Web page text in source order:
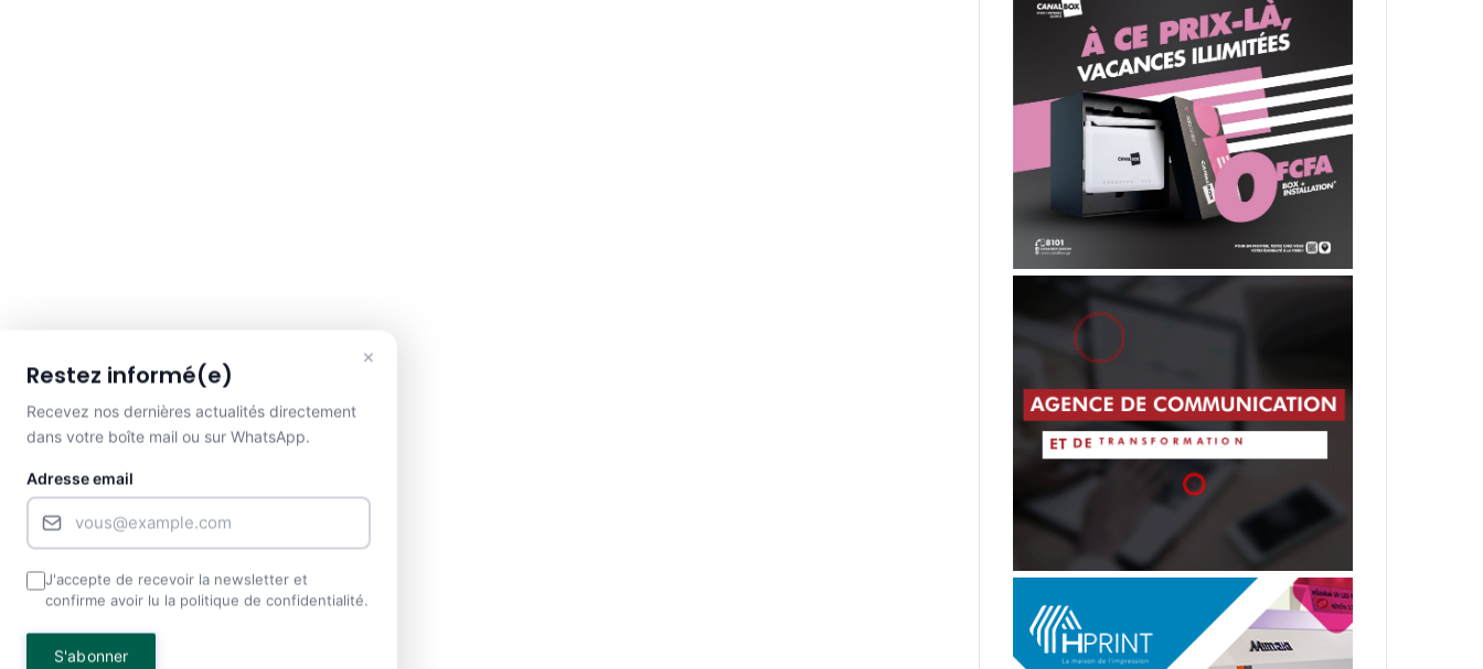
×
Restez informé(e)
Recevez nos dernières actualités directement
dans votre boîte mail ou sur WhatsApp.
Adresse email
J'accepte de recevoir la newsletter et
confirme avoir lu la politique de confidentialité.
S'abonner